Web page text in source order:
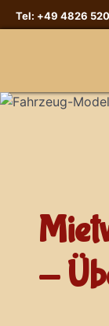
Tel: +49 4826
-